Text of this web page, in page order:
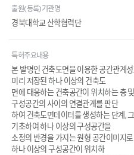
출원(등록)기관명
경북대학교 산학협력단
특허주요내용
본 발명인 건축도면을 이용한 공간관계
미리 저장된 하나 이상의 건축도
면에 대응하는 건축공간이 위치하는 층
구성공간의 사이의 연결관계를 판단
하여 건축도면데이터를 생성하는 단계,
기초하여 하나 이상의 구성공간을
소정의 반경을 가지는 원형 공간이미지
하나 이상의 구성공간이 위치하